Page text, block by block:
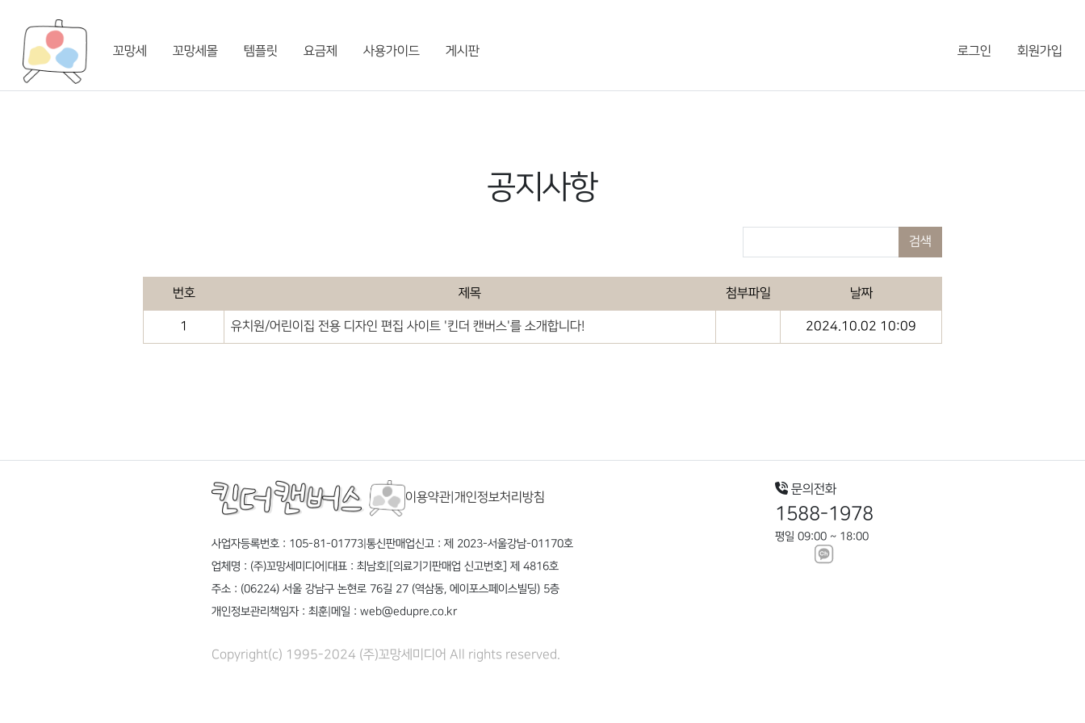
꼬망세 꼬망세몰 템플릿 요금제 사용가이드 게시판 로그인 회원가입
공지사항
검색
번호 제목 첨부파일 날짜
1 유치원/어린이집 전용 디자인 편집 사이트 '킨더 캔버스'를 소개합니다! 2024.10.02 10:09
이용약관 개인정보처리방침
사업자등록번호 : 105-81-01773 통신판매업신고 : 제 2023-서울강남-01170호
업체명 : (주)꼬망세미디어 대표 : 최남호 [의료기기판매업 신고번호] 제 4816호
주소 : (06224) 서울 강남구 논현로 76길 27 (역삼동, 에이포스페이스빌딩) 5층
개인정보관리책임자 : 최훈 메일 : web@edupre.co.kr
Copyright(c) 1995-2024 (주)꼬망세미디어 All rights reserved.
문의전화
1588-1978
평일 09:00 ~ 18:00